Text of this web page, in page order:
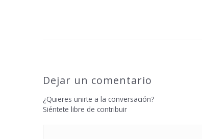
Dejar un comentario
¿Quieres unirte a la conversación?
Siéntete libre de contribuir